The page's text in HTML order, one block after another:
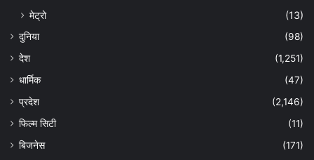
मेट्रो (13)
दुनिया
(98)
देश
(1,251)
धार्मिक
(47)
प्रदेश
(2,146)
फिल्म सिटी
(11)
बिजनेस
(171)